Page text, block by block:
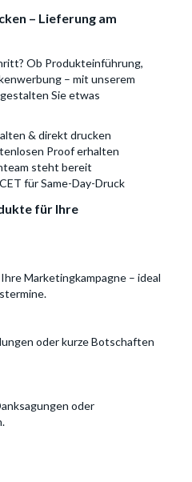
– Lieferung am
Ob Produkteinführung,
– mit unserem
Sie etwas
& direkt drucken
Proof erhalten
steht bereit
für Same-Day-Druck
für Ihre
Marketingkampagne – ideal
oder kurze Botschaften
oder